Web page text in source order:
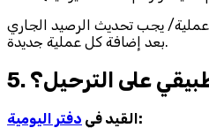
يجب تحديث الرصيد الجاري
بعد إضافة كل عملية جديدة.
على الترحيل؟
القيد في دفتر اليومية
: